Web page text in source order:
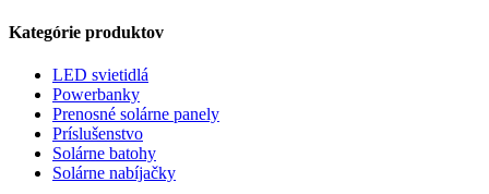
Kategórie produktov
LED svietidlá
Powerbanky
Prenosné solárne panely
Príslušenstvo
Solárne batohy
Solárne nabíjačky